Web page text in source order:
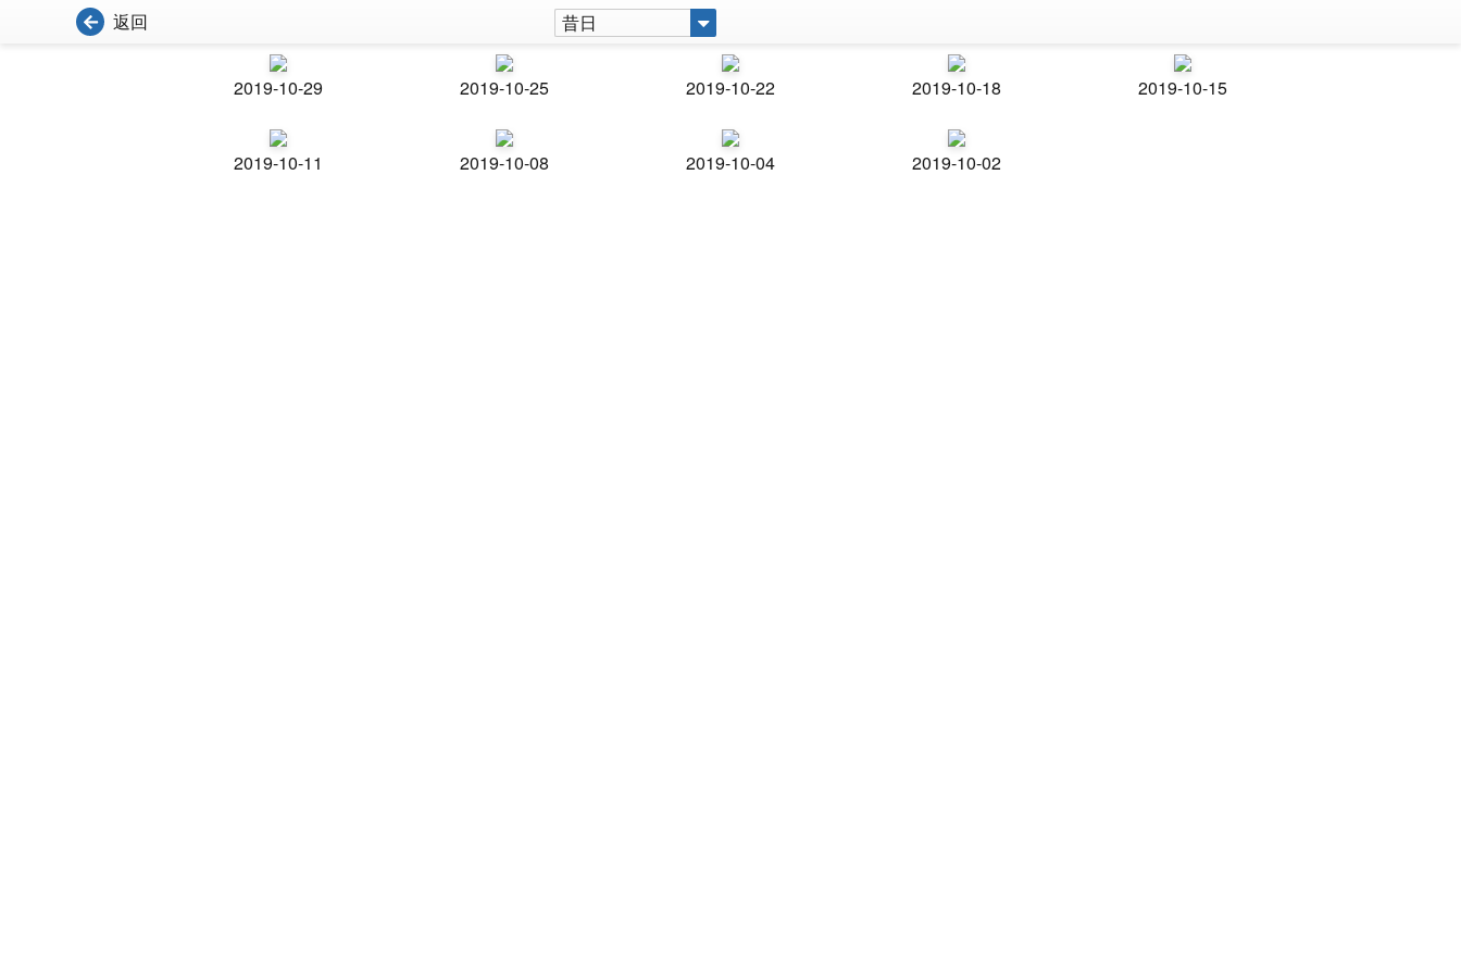
返回 昔日
2019-10-29 2019-10-25 2019-10-22 2019-10-18 2019-10-15
2019-10-11 2019-10-08 2019-10-04 2019-10-02